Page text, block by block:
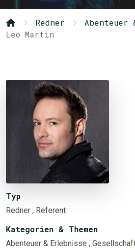
Redner
Abenteuer
Leo Martin
Typ
Redner , Referent
Kategorien & Themen
Abenteuer & Erlebnisse ,